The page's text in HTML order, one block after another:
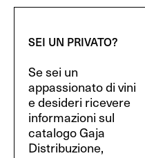
SEI UN PRIVATO?
Se sei un
appassionato di vini
e desideri ricevere
informazioni sul
catalogo Gaja
Distribuzione,